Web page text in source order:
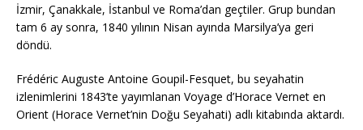
İzmir, Çanakkale, İstanbul ve Roma’dan geçtiler. Grup bundan
tam 6 ay sonra, 1840 yılının Nisan ayında Marsilya’ya geri
döndü.
Frédéric Auguste Antoine Goupil-Fesquet, bu seyahatin
izlenimlerini 1843’te yayımlanan Voyage d’Horace Vernet en
Orient (Horace Vernet’nin Doğu Seyahati) adlı kitabında aktardı.